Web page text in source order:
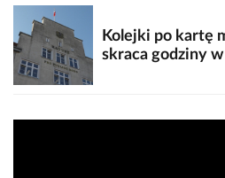
Kolejki po kartę
skraca godziny